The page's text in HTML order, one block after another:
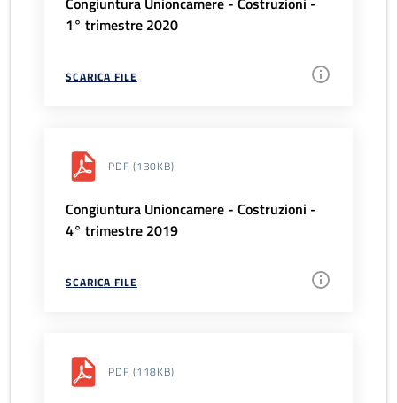
1° trimestre 2020
SCARICA FILE
PDF (130KB)
Congiuntura Unioncamere - Costruzioni -
4° trimestre 2019
SCARICA FILE
PDF (118KB)